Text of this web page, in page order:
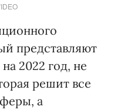
представляют
2022 год, не
решит все
а